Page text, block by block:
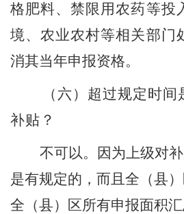
格肥料、禁限用农药等投
境、农业农村等相关部门
消其当年申报资格。
（六） 超过规定时间
补贴？
不可以。因为上级对
是有规定的，而且全 （县）
全 （县）
区所有申报面积